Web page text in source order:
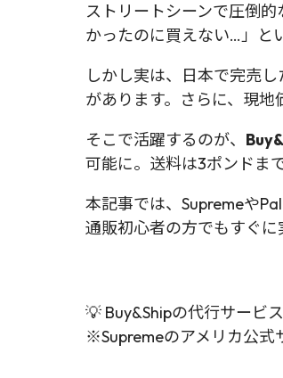
ストリートシーンで圧倒
かったのに買えない…」と
しかし実は、日本で完売し
があります。さらに、現地
そこで活躍するのが、
可能に。送料は3ポンドま
本記事では、Supremeや
通販初心者の方でもすぐに
💡 Buy&Shipの代行サービ
※Supremeのアメリカ公式